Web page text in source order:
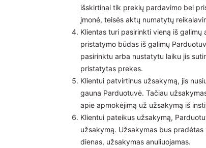
išskirtinai tik prekių pardavimo bei
įmonė, teisės aktų numatytų
Klientas turi pasirinkti vieną iš
pristatymo būdas iš galimų
pasirinktu arba nustatytu laiku jis
pristatytas prekes.
Klientui patvirtinus užsakymą, jis
gauna Parduotuvė. Tačiau
apie apmokėjimą už užsakymą iš
Klientui pateikus užsakymą,
užsakymą. Užsakymas bus
dienas, užsakymas anuliuojamas.